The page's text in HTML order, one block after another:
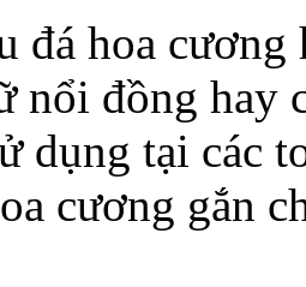
đá hoa
nổi đồng hay
dụng tại các
cương gắn